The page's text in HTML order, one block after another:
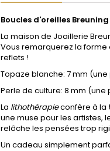
Boucles d'oreilles
La maison de Joaillerie
Vous remarquerez la
reflets !
Topaze blanche: 7 mm
Perle de culture: 8 mm (une
La lithothérapieconfère à la
une muse pour les artistes,
relâche les pensées trop
Un cadeau simplement